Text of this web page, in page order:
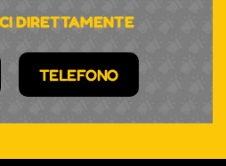
DIRETTAMENTE
TELEFONO